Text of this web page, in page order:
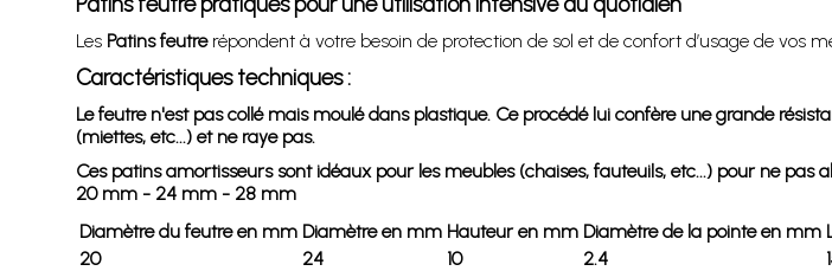
Les Patins feutrerépondent à votre besoin de protection de sol et de confort d’usage de vos
Caractéristiques techniques :
Le feutre n'est pas collé mais moulé dans plastique. Ce procédé lui confère une grande
(miettes, etc...) et ne raye pas.
Ces patins amortisseurs sont idéaux pour les meubles (chaises, fauteuils, etc...) pour ne
20 mm - 24 mm - 28 mm
Diamètre du feutre en mm Diamètre en mm Hauteur en mm Diamètre de la pointe en mm
20
24 10 2.4